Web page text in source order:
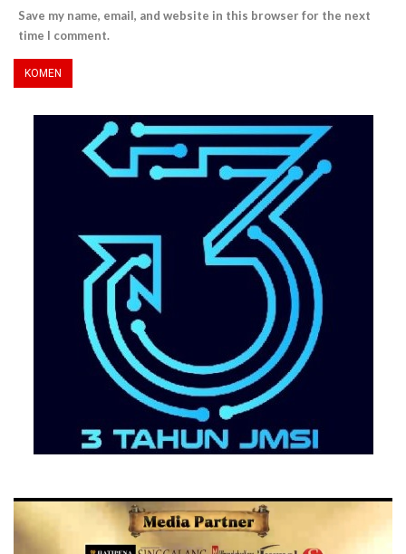
Save my name, email, and website in this browser for the next
time I comment.